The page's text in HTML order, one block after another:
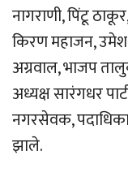
नागराणी, पिंटू
किरण महाजन, उमेश
अग्रवाल, भाजप
अध्यक्ष सारंगधर
नगरसेवक,
झाले.